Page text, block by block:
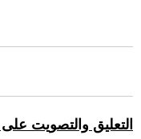
التعليق والتصويت